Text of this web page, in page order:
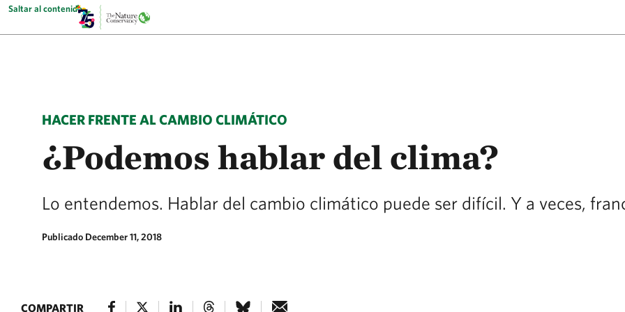
Saltar al contenido
HACER FRENTE AL CAMBIO CLIMÁTICO
¿Podemos hablar del clima?
Lo entendemos. Hablar del cambio climático puede ser difícil. Y a veces,
Publicado December 11, 2018
COMPARTIR